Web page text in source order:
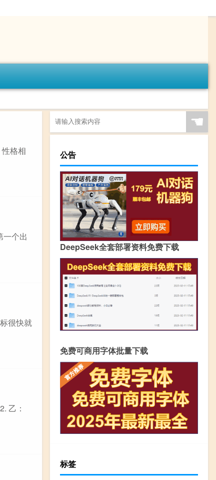
格相
一个出
很快就
乙：
☚
公告
DeepSeek全套部署资料免费下载
免费可商用字体批量下载
标签